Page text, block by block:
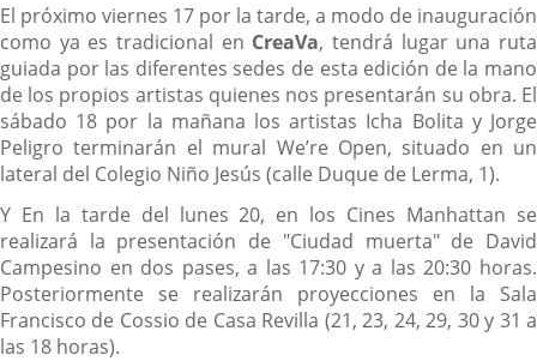
El próximo viernes 17 por la tarde, a modo de inauguración
como ya es tradicional en CreaVa, tendrá lugar una ruta
guiada por las diferentes sedes de esta edición de la mano
de los propios artistas quienes nos presentarán su obra. El
sábado 18 por la mañana los artistas Icha Bolita y Jorge
Peligro terminarán el mural We’re Open, situado en un
lateral del Colegio Niño Jesús (calle Duque de Lerma, 1).
Y En la tarde del lunes 20, en los Cines Manhattan se
realizará la presentación de "Ciudad muerta" de David
Campesino en dos pases, a las 17:30 y a las 20:30 horas.
Posteriormente se realizarán proyecciones en la Sala
Francisco de Cossio de Casa Revilla (21, 23, 24, 29, 30 y 31 a
las 18 horas).